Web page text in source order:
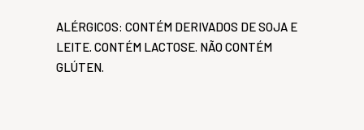
ALÉRGICOS: CONTÉM DERIVADOS DE SOJA E
LEITE. CONTÉM LACTOSE. NÃO CONTÉM
GLÚTEN.